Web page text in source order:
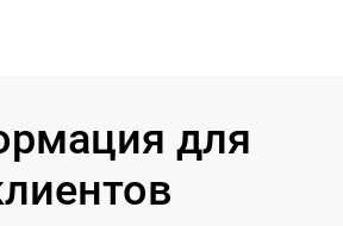
для